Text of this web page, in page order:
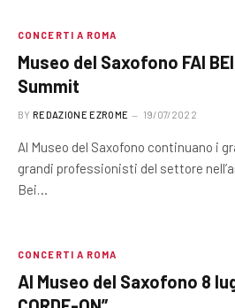
CONCERTI A ROMA
Museo del Saxofono FAI
Summit
BY REDAZIONE EZROME 19/07/2022
Al Museo del Saxofono continuano i
grandi professionisti del settore
Bei…
CONCERTI A ROMA
Al Museo del Saxofono 8